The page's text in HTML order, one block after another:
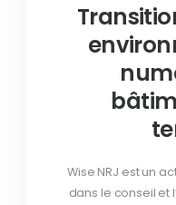
Wise NRJ est un
dans le conseil et